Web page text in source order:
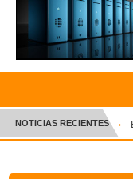
INICIO
CRÓNICA
NOTICIAS RECIENTES